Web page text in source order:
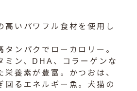
高いパワフル食材を使用し
タンパクでローカロリー。
ミン、DHA、コラーゲンな
栄養素が豊富。かつおは、
回るエネルギー魚。犬猫の